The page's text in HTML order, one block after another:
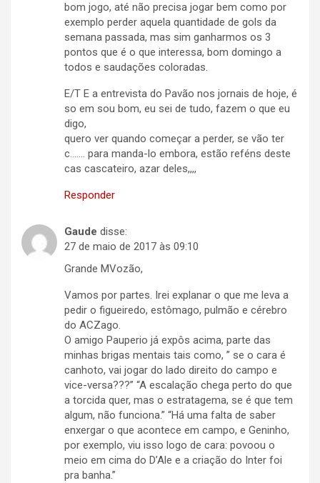
bom jogo, até não precisa jogar bem como por
exemplo perder aquela quantidade de gols da
semana passada, mas sim ganharmos os 3
pontos que é o que interessa, bom domingo a
todos e saudações coloradas.
E/T E a entrevista do Pavão nos jornais de hoje, é
so em sou bom, eu sei de tudo, fazem o que eu
digo,
quero ver quando começar a perder, se vão ter
c……. para manda-lo embora, estão reféns deste
cas cascateiro, azar deles,,,,
Responder
Gaude disse:
27 de maio de 2017 às 09:10
Grande MVozão,
Vamos por partes. Irei explanar o que me leva a
pedir o figueiredo, estômago, pulmão e cérebro
do ACZago.
O amigo Pauperio já expôs acima, parte das
minhas brigas mentais tais como, ” se o cara é
canhoto, vai jogar do lado direito do campo e
vice-versa???” “A escalação chega perto do que
a torcida quer, mas o estratagema, se é que tem
algum, não funciona.” “Há uma falta de saber
enxergar o que acontece em campo, e Geninho,
por exemplo, viu isso logo de cara: povoou o
meio em cima do D’Ale e a criação do Inter foi
pra banha.”